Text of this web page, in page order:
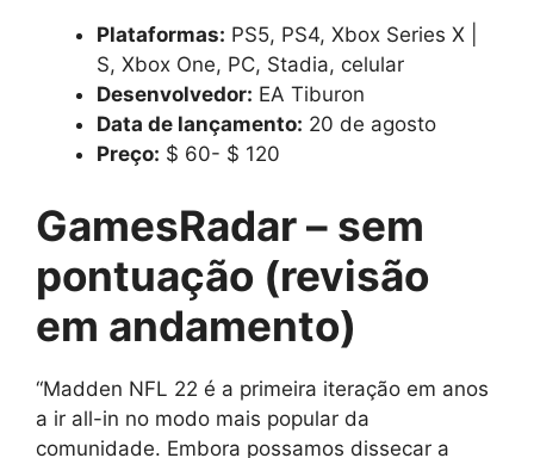
Plataformas: PS5, PS4, Xbox Series X |
S, Xbox One, PC, Stadia, celular
Desenvolvedor: EA Tiburon
Data de lançamento: 20 de agosto
Preço: $ 60- $ 120
GamesRadar – sem
pontuação (revisão
em andamento)
“Madden NFL 22 é a primeira iteração em anos
a ir all-in no modo mais popular da
comunidade. Embora possamos dissecar a